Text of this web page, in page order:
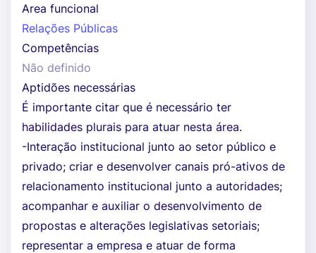
Area funcional
Relações Públicas
Competências
Não definido
Aptidões necessárias
É importante citar que é necessário ter
habilidades plurais para atuar nesta área.
-Interação institucional junto ao setor público e
privado; criar e desenvolver canais pró-ativos de
relacionamento institucional junto a autoridades;
acompanhar e auxiliar o desenvolvimento de
propostas e alterações legislativas setoriais;
representar a empresa e atuar de forma